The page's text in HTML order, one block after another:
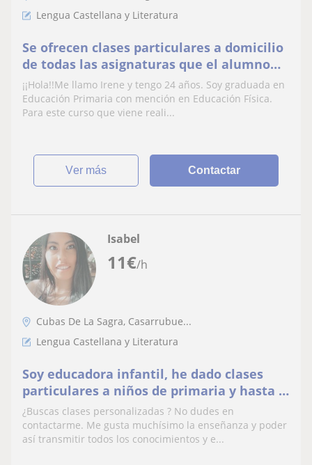
Lengua Castellana y Literatura
Se ofrecen clases particulares a domicilio
de todas las asignaturas que el alumno
necesite
¡¡Hola!!Me llamo Irene y tengo 24 años. Soy graduada en
Educación Primaria con mención en Educación Física.
Para este curso que viene reali...
ver más Contactar
11€/h
Isabel
Cubas De La Sagra, Casarrubue...
Lengua Castellana y Literatura
Soy educadora infantil, he dado clases
particulares a niños de primaria y hasta 2
de la eso, de cualquier asignatura menos
francés
¿Buscas clases personalizadas ? No dudes en
contactarme. Me gusta muchísimo la enseñanza y poder
así transmitir todos los conocimientos y e...